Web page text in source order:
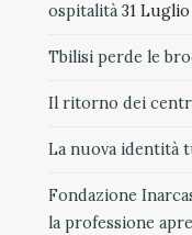
ospitalità 31
Tbilisi perde le
Il ritorno dei
La nuova identità
Fondazione
la professione